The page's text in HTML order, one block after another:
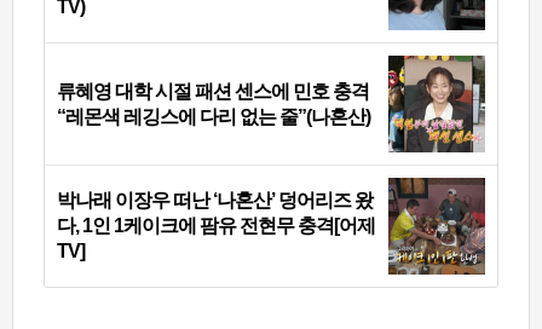
TV)
류혜영 대학 시절 패션 센스에 민호 충격
“레몬색 레깅스에 다리 없는 줄”(나혼산)
박나래 이장우 떠난 ‘나혼산’ 덩어리즈 왔
다, 1인 1케이크에 팜유 전현무 충격[어제
TV]